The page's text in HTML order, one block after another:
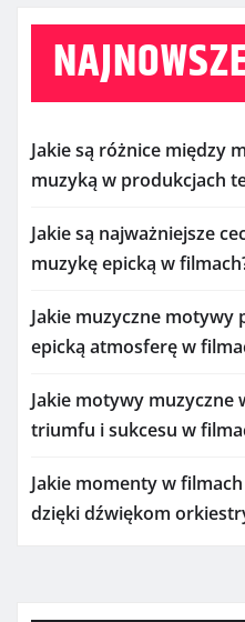
Jakie są różnice między
muzyką w produkcjach
Jakie są najważniejsze
muzykę epicką w
Jakie muzyczne motywy
epicką atmosferę w
Jakie motywy muzyczne
triumfu i sukcesu w
Jakie momenty w
dzięki dźwiękom